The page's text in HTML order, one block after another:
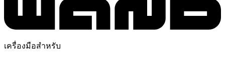
เครื่องมือสำหรับ